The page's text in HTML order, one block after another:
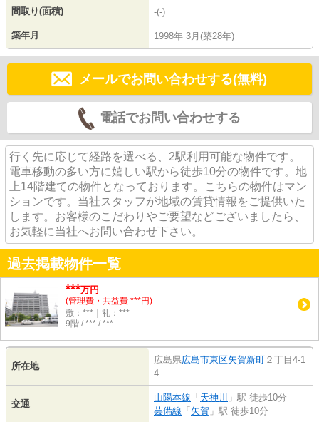
間取り(面積) -(-)
築年月 1998年 3月(築28年)
メールでお問い合わせする(無料)
電話でお問い合わせする
行く先に応じて経路を選べる、2駅利用可能な物件です。
電車移動の多い方に嬉しい駅から徒歩10分の物件です。地
上14階建ての物件となっております。こちらの物件はマン
ションです。当社スタッフが地域の賃貸情報をご提供いた
します。お客様のこだわりやご要望などございましたら、
お気軽に当社へお問い合わせ下さい。
過去掲載物件一覧
***万円
(管理費・共益費 ***円)
敷：***｜礼：***
9階 / *** / ***
所在地
広島県広島市東区矢賀新町 ２丁目4-1
4
交通
山陽本線 「 天神川 」駅 徒歩10分
芸備線 「 矢賀 」駅 徒歩10分